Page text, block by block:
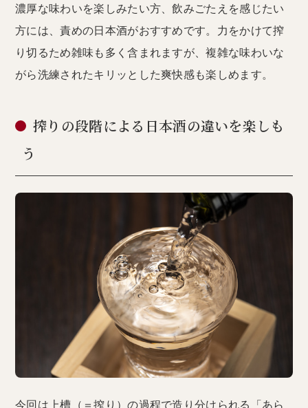
濃厚な味わいを楽しみたい方、飲みごたえを感じたい
方には、責めの日本酒がおすすめです。力をかけて搾
り切るため雑味も多く含まれますが、複雑な味わいな
がら洗練されたキリッとした爽快感も楽しめます。
搾りの段階による日本酒の違いを楽しも
う
今回は上槽（＝搾り）の過程で造り分けられる「あら